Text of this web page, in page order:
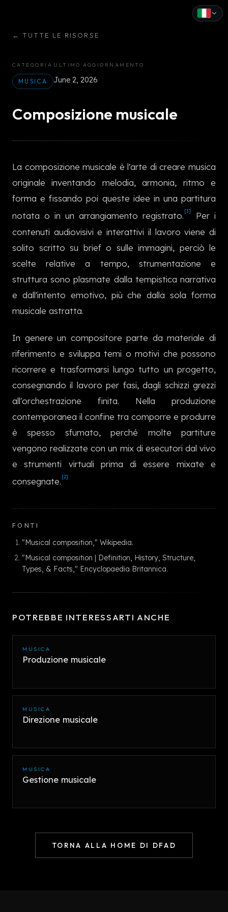
← TUTTE LE RISORSE
CATEGORIA
MUSICA
ULTIMO AGGIORNAMENTO
June 2, 2026
Composizione musicale
La composizione musicale è l'arte di creare musica
originale inventando melodia, armonia, ritmo e
forma e fissando poi queste idee in una partitura
notata o in un arrangiamento registrato. [1]
Per i
contenuti audiovisivi e interattivi il lavoro viene di
solito scritto su brief o sulle immagini, perciò le
scelte relative a tempo, strumentazione e
struttura sono plasmate dalla tempistica narrativa
e dall'intento emotivo, più che dalla sola forma
musicale astratta.
In genere un compositore parte da materiale di
riferimento e sviluppa temi o motivi che possono
ricorrere e trasformarsi lungo tutto un progetto,
consegnando il lavoro per fasi, dagli schizzi grezzi
all'orchestrazione finita. Nella produzione
contemporanea il confine tra comporre e produrre
è spesso sfumato, perché molte partiture
vengono realizzate con un mix di esecutori dal vivo
e strumenti virtuali prima di essere mixate e
consegnate. [2]
FONTI
"Musical composition," Wikipedia.
"Musical composition | Definition, History, Structure,
Types, & Facts," Encyclopaedia Britannica.
POTREBBE INTERESSARTI ANCHE
MUSICA
Produzione musicale
MUSICA
Direzione musicale
MUSICA
Gestione musicale
TORNA ALLA HOME DI DFAD
Русский
日本語
한국어